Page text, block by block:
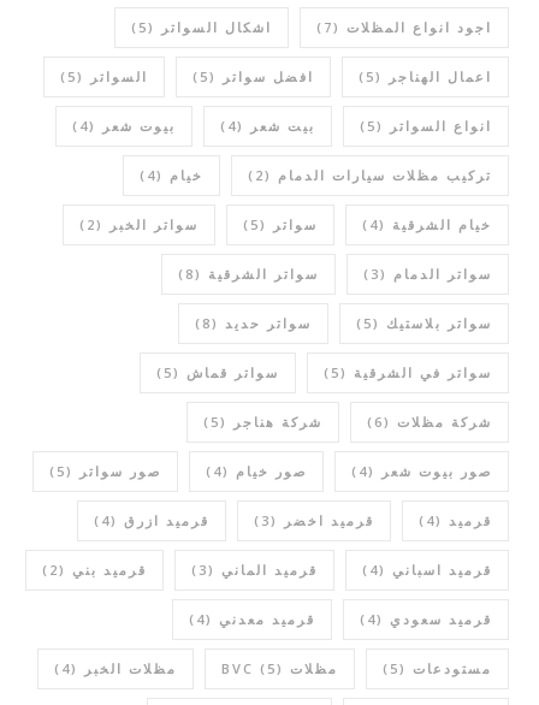
اجود انواع المظلات (7) اشكال السواتر (5)
اعمال الهناجر (5) افضل سواتر (5) السواتر (5)
انواع السواتر (5) بيت شعر (4) بيوت شعر (4)
تركيب مظلات سيارات الدمام (2) خيام (4)
خيام الشرقية (4) سواتر (5) سواتر الخبر (2)
سواتر الدمام (3) سواتر الشرقية (8)
سواتر بلاستيك (5) سواتر حديد (8)
سواتر في الشرقية (5) سواتر قماش (5)
شركة مظلات (6) شركة هناجر (5)
صور بيوت شعر (4) صور خيام (4) صور سواتر (5)
قرميد (4) قرميد اخضر (3) قرميد ازرق (4)
قرميد اسباني (4) قرميد الماني (3) قرميد بني (2)
قرميد سعودي (4) قرميد معدني (4)
مستودعات (5) مظلات BVC (5) مظلات الخبر (4)